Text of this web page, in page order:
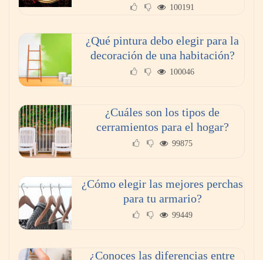
100191
¿Qué pintura debo elegir para la
decoración de una habitación?
100046
¿Cuáles son los tipos de
cerramientos para el hogar?
99875
¿Cómo elegir las mejores perchas
para tu armario?
99449
¿Conoces las diferencias entre